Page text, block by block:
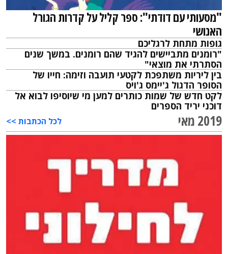
"מסעותי עם דודתי": ספר קליל על קדרות הגורל
האנושי
גופות מתחת לרגליכם
"רומנים מתביישים להגיד שהם רומנים. במשך שנים
הסתרתי את מוצאי"
בין ליריות משתפכת לקטעי תועבה וזימה: חייו של
הסופר הדגול ג'יימס ג'ויס
לקט חדש של שמות כותרים למען מי שיוסיפו לבוא אל
דוכני יריד הספרים
2019 מאי לכל הכתבות >>